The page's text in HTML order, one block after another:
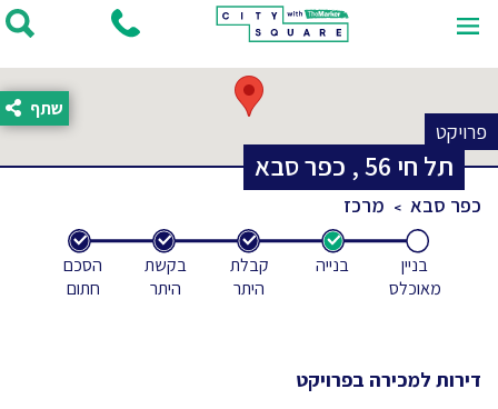
פרויקט
תל חי 56
, כפר סבא
שתף
כפר סבא מרכז
בניין
מאוכלס
בנייה
קבלת
היתר
בקשת
היתר
הסכם
חתום
דירות למכירה בפרויקט